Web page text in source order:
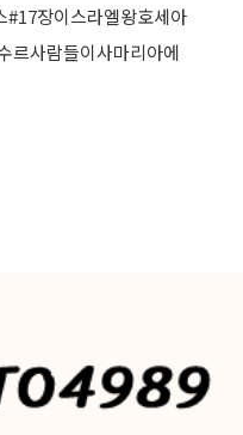
#17장이스라엘왕호세아
르사람들이사마리아에